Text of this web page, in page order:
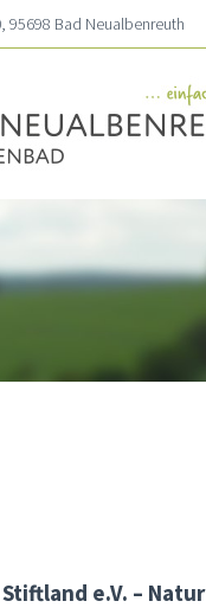
95698 Bad Neualbenreuth
e.V. –